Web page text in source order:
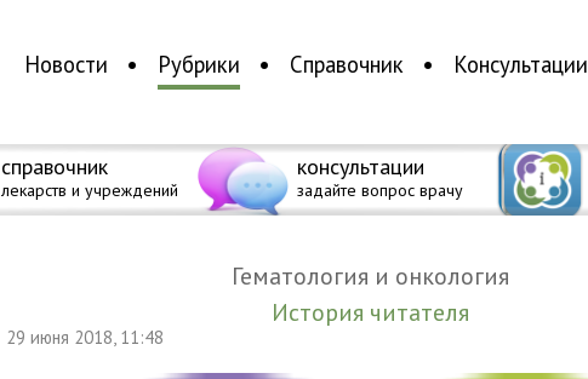
Новости Рубрики Справочник Консультации
справочник
лекарств и учреждений
консультации
задайте вопрос врачу
Гематология и онкология
История читателя
29 июня 2018, 11:48